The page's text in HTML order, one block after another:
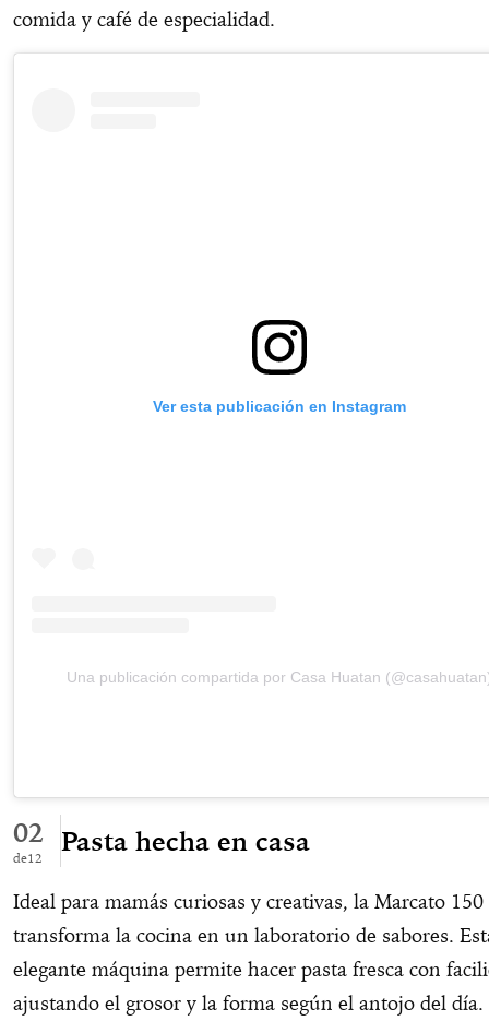
comida y café de especialidad.
Ver esta publicación en Instagram
Una publicación compartida por Casa Huatan
02
12
Pasta hecha en casa
Ideal para mamás curiosas y creativas, la Marcato 150
transforma la cocina en un laboratorio de sabores.
elegante máquina permite hacer pasta fresca con
ajustando el grosor y la forma según el antojo del día.